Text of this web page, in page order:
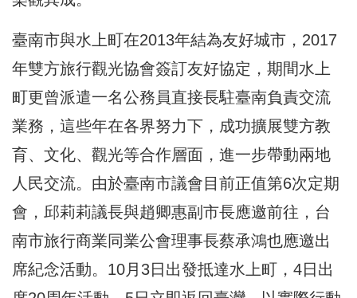
臺南市與水上町在2013年結為友好城市，2017
年雙方旅行觀光協會簽訂友好協定，期間水上
町更曾派遣一名公務員直接長駐臺南負責交流
業務，這些年在各界努力下，成功擴展雙方教
育、文化、觀光等合作層面，進一步帶動兩地
人民交流。由於臺南市議會目前正值第6次定期
會，邱莉莉議長與趙卿惠副市長應邀前往，台
南市旅行商業同業公會理事長蔡承鴻也應邀出
席紀念活動。10月3日出發抵達水上町，4日出